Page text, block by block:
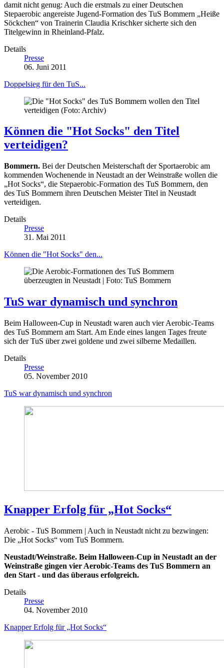
damit nicht genug: Auch die erstmals zu einer Deutschen
Stepaerobic angereiste Jugend-Formation des TuS Bommern „Heiße
Söckchen“ von Trainerin Claudia Krischker sicherte sich den
Titelgewinn in Rheinland-Pfalz.
Details
Presse
06. Juni 2011
Doppelsieg für den TuS...
Können die "Hot Socks" den Titel
verteidigen?
Bommern. Bei der Deutschen Meisterschaft der Sportaerobic am
kommenden Wochenende in Neustadt an der Weinstraße wollen die
„Hot Socks“, die Stepaerobic-Formation des TuS Bommern, den
des TuS Bommern ihren Deutschen Meister Titel in Neustadt
verteidigen.
Details
Presse
31. Mai 2011
Können die "Hot Socks" den...
TuS war dynamisch und synchron
Beim Halloween-Cup in Neustadt waren auch vier Aerobic-Teams
des TuS Bommern am Start. Am Ende eines langen Tages freute
sich der TuS über zwei goldene und zwei silberne Medaillen.
Details
Presse
05. November 2010
TuS war dynamisch und synchron
Knapper Erfolg für „Hot Socks“
Aerobic - TuS Bommern | Auch in Neustadt nicht zu bezwingen:
Die „Hot Socks“ vom TuS Bommern.
Neustadt/Weinstraße. Beim Halloween-Cup in Neustadt an der
Weinstraße gingen vier Aerobic-Teams des TuS Bommern an
den Start - und das überaus erfolgreich.
Details
Presse
04. November 2010
Knapper Erfolg für „Hot Socks“